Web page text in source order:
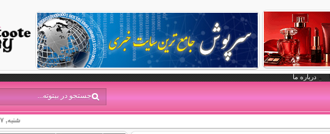
درباره ما
شنبه, ۱۷ مرداد ۱۴۰۵